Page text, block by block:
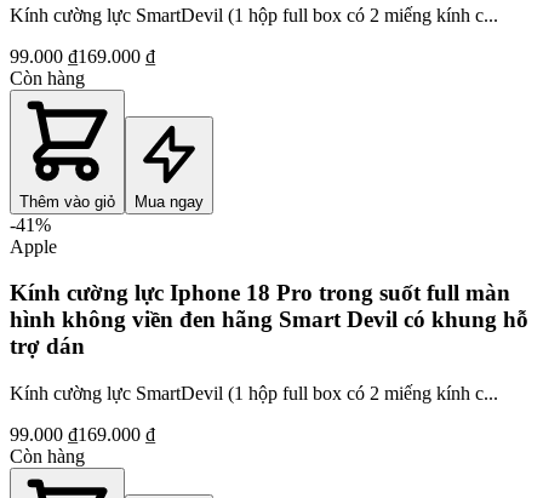
Kính cường lực SmartDevil (1 hộp full box có 2 miếng kính c...
99.000 ₫169.000 ₫
Còn hàng
Thêm vào giỏ Mua ngay
-41%
Apple
Kính cường lực Iphone 18 Pro trong suốt full màn
hình không viền đen hãng Smart Devil có khung hỗ
trợ dán
Kính cường lực SmartDevil (1 hộp full box có 2 miếng kính c...
99.000 ₫169.000 ₫
Còn hàng